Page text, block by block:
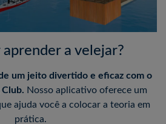
a velejar?
um jeito divertido e eficaz com o
Nosso aplicativo oferece um
ajuda você a colocar a teoria em
prática.